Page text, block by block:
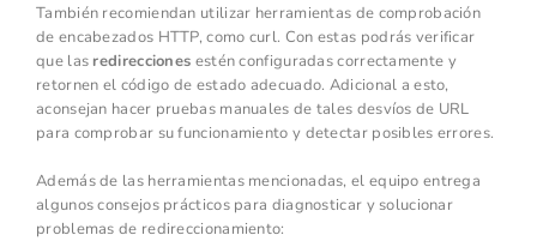
También recomiendan utilizar herramientas de comprobación
de encabezados HTTP, como curl. Con estas podrás verificar
que las redirecciones estén configuradas correctamente y
retornen el código de estado adecuado. Adicional a esto,
aconsejan hacer pruebas manuales de tales desvíos de URL
para comprobar su funcionamiento y detectar posibles errores.
Además de las herramientas mencionadas, el equipo entrega
algunos consejos prácticos para diagnosticar y solucionar
problemas de redireccionamiento: